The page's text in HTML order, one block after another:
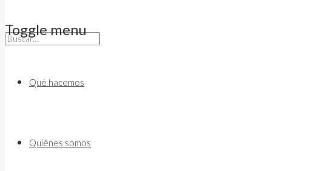
Toggle menu
contentQué hacemos
Quiénes somos